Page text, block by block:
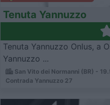
Tenuta Yannuzzo
Tenuta Yannuzzo Onlus, a
Yannuzzo ...
San Vito dei Normanni (BR) -
Contrada Yannuzzo 27